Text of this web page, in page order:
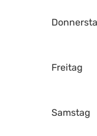
Freitag
Samstag